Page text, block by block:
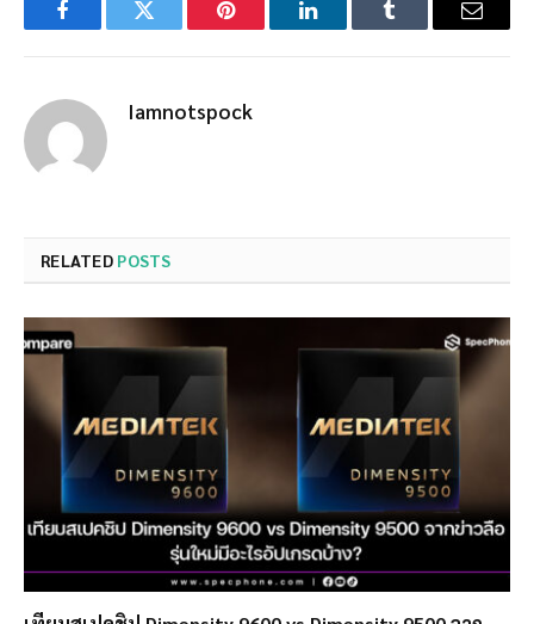
FacebookTwitter Pinterest LinkedInTumblr Email
Iamnotspock
RELATED POSTS